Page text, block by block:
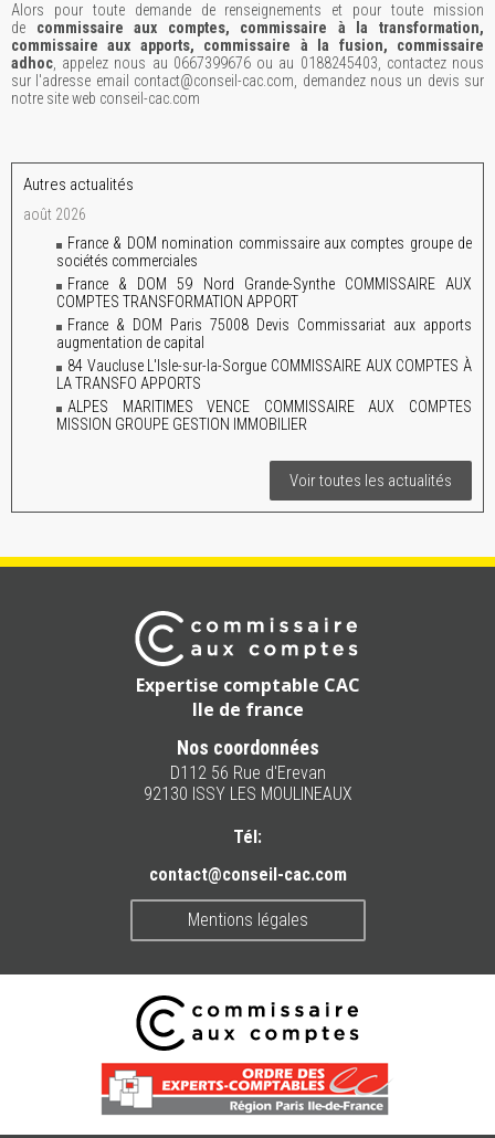
Alors pour toute demande de renseignements et pour toute mission
de commissaire aux comptes, commissaire à la transformation,
commissaire aux apports, commissaire à la fusion, commissaire
adhoc , appelez nous au 0667399676 ou au 0188245403, contactez nous
sur l'adresse email contact@conseil-cac.com, demandez nous un devis sur
notre site web conseil-cac.com
Autres actualités
août 2026
France & DOM nomination commissaire aux comptes groupe de
sociétés commerciales
France & DOM 59 Nord Grande-Synthe COMMISSAIRE AUX
COMPTES TRANSFORMATION APPORT
France & DOM Paris 75008 Devis Commissariat aux apports
augmentation de capital
84 Vaucluse L'Isle-sur-la-Sorgue COMMISSAIRE AUX COMPTES À
LA TRANSFO APPORTS
ALPES MARITIMES VENCE COMMISSAIRE AUX COMPTES
MISSION GROUPE GESTION IMMOBILIER
Voir toutes les actualités
Expertise comptable CAC
Ile de france
Nos coordonnées
D112 56 Rue d'Erevan
92130 ISSY LES MOULINEAUX
Tél:
contact@conseil-cac.com
Mentions légales